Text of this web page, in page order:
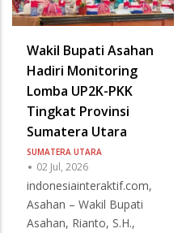
Wakil Bupati Asahan
Hadiri Monitoring
Lomba UP2K-PKK
Tingkat Provinsi
Sumatera Utara
SUMATERA UTARA
02 Jul, 2026
indonesiainteraktif.com,
Asahan – Wakil Bupati
Asahan, Rianto, S.H.,